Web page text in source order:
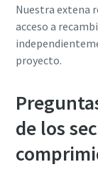
Nuestra extena
acceso a
proyecto.
de los